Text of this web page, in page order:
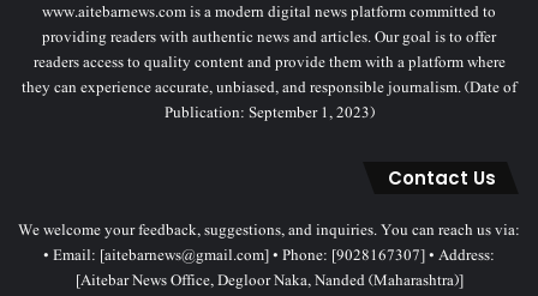
www.aitebarnews.com is a modern digital news platform committed to
providing readers with authentic news and articles. Our goal is to offer
readers access to quality content and provide them with a platform where
they can experience accurate, unbiased, and responsible journalism. (Date of
Publication: September 1, 2023)
Contact Us
We welcome your feedback, suggestions, and inquiries. You can reach us via:
• Email: [aitebarnews@gmail.com] • Phone: [9028167307] • Address:
[Aitebar News Office, Degloor Naka, Nanded (Maharashtra)]